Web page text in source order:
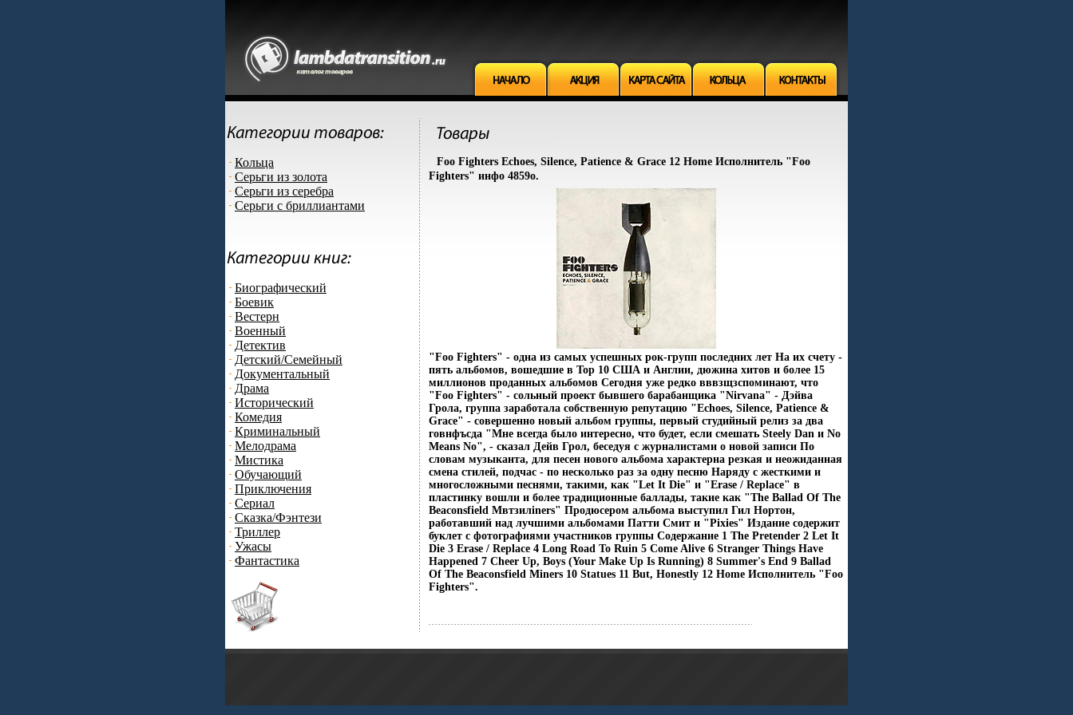
Кольца
Серьги из золота
Серьги из серебра
Серьги с бриллиантами
Биографический
Боевик
Вестерн
Военный
Детектив
Детский/Семейный
Документальный
Драма
Исторический
Комедия
Криминальный
Мелодрама
Мистика
Обучающий
Приключения
Сериал
Сказка/Фэнтези
Триллер
Ужасы
Фантастика
Foo Fighters Echoes, Silence, Patience & Grace 12 Home Исполнитель "Foo
Fighters" инфо 4859o.
"Foo Fighters" - одна из самых успешных рок-групп последних лет На их счету -
пять альбомов, вошедшие в Тор 10 США и Англии, дюжина хитов и более 15
миллионов проданных альбомов Сегодня уже редко вввзщзспоминают, что
"Foo Fighters" - сольный проект бывшего барабанщика "Nirvana" - Дэйва
Грола, группа заработала собственную репутацию "Echoes, Silence, Patience &
Grace" - совершенно новый альбом группы, первый студийный релиз за два
говнфъсда "Мне всегда было интересно, что будет, если смешать Steely Dan и No
Means No", - сказал Дейв Грол, беседуя с журналистами о новой записи По
словам музыканта, для песен нового альбома характерна резкая и неожиданная
смена стилей, подчас - по несколько раз за одну песню Наряду с жесткими и
многосложными песнями, такими, как "Let It Die" и "Erase / Replace" в
пластинку вошли и более традиционные баллады, такие как "The Ballad Of The
Beaconsfield Mвтзилiners" Продюсером альбома выступил Гил Нортон,
работавший над лучшими альбомами Патти Смит и "Pixies" Издание содержит
буклет с фотографиями участников группы Содержание 1 The Pretender 2 Let It
Die 3 Erase / Replace 4 Long Road To Ruin 5 Come Alive 6 Stranger Things Have
Happened 7 Cheer Up, Boys (Your Make Up Is Running) 8 Summer's End 9 Ballad
Of The Beaconsfield Miners 10 Statues 11 But, Honestly 12 Home Исполнитель "Foo
Fighters".